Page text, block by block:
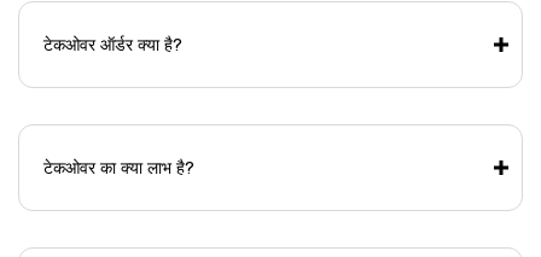
टेकओवर ऑर्डर क्या है?
टेकओवर का क्या लाभ है?